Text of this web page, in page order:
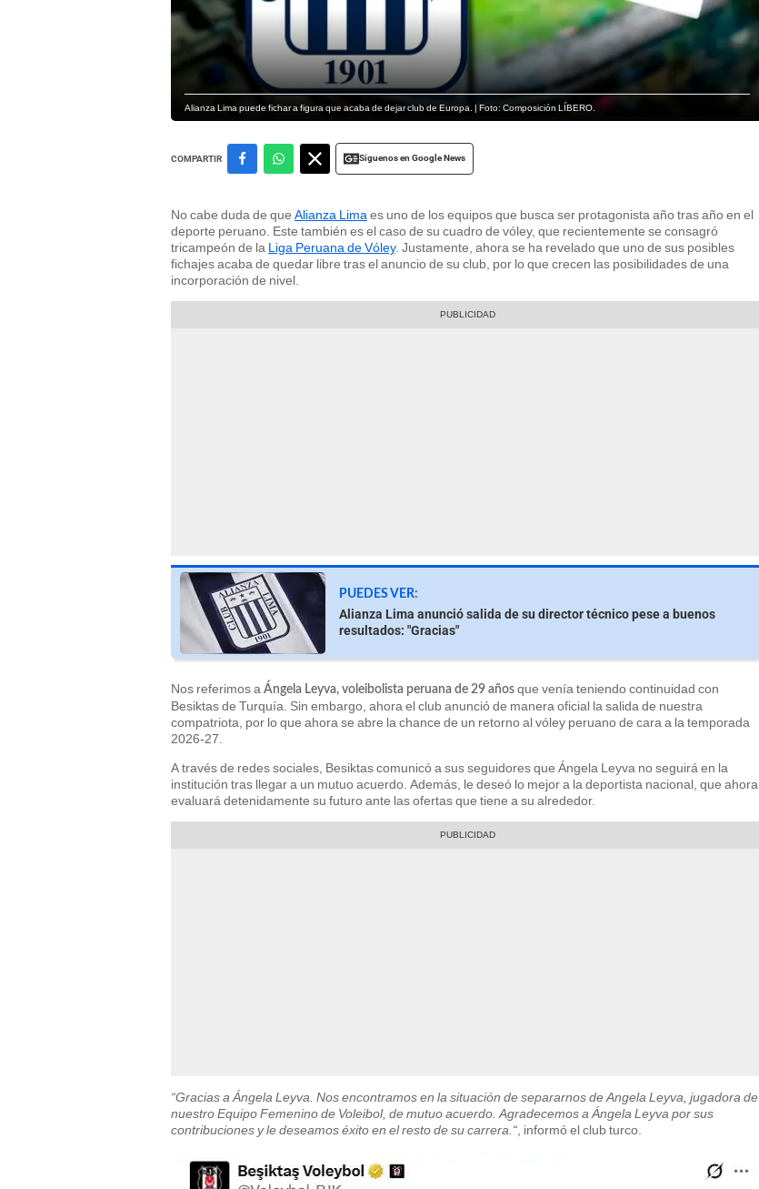
Alianza Lima puede fichar a figura que acaba de dejar club de Europa. | Foto: Composición LÍBERO.
COMPARTIR Siguenos en Google News
No cabe duda de que Alianza Lima es uno de los equipos que busca ser protagonista año tras año en el
deporte peruano. Este también es el caso de su cuadro de vóley, que recientemente se consagró
tricampeón de la Liga Peruana de Vóley. Justamente, ahora se ha revelado que uno de sus posibles
fichajes acaba de quedar libre tras el anuncio de su club, por lo que crecen las posibilidades de una
incorporación de nivel.
PUEDES VER:
Alianza Lima anunció salida de su director técnico pese a buenos
resultados: "Gracias"
Nos referimos a Ángela Leyva, voleibolista peruana de 29 años que venía teniendo continuidad con
Besiktas de Turquía. Sin embargo, ahora el club anunció de manera oficial la salida de nuestra
compatriota, por lo que ahora se abre la chance de un retorno al vóley peruano de cara a la temporada
2026-27.
A través de redes sociales, Besiktas comunicó a sus seguidores que Ángela Leyva no seguirá en la
institución tras llegar a un mutuo acuerdo. Además, le deseó lo mejor a la deportista nacional, que ahora
evaluará detenidamente su futuro ante las ofertas que tiene a su alrededor.
“Gracias a Ángela Leyva. Nos encontramos en la situación de separarnos de Angela Leyva, jugadora de
nuestro Equipo Femenino de Voleibol, de mutuo acuerdo. Agradecemos a Ángela Leyva por sus
contribuciones y le deseamos éxito en el resto de su carrera.“ , informó el club turco.